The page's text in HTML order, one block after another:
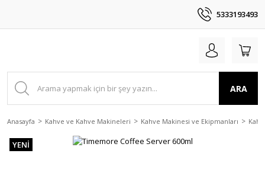
5333193493
ARA
Anasayfa Kahve ve Kahve Makineleri Kahve Makinesi ve Ekipmanları
YENİ